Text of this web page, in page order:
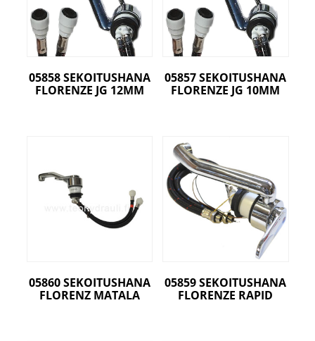
05858 SEKOITUSHANA
FLORENZE JG 12MM
05857 SEKOITUSHANA
FLORENZE JG 10MM
05860 SEKOITUSHANA
FLORENZ MATALA
05859 SEKOITUSHANA
FLORENZE RAPID